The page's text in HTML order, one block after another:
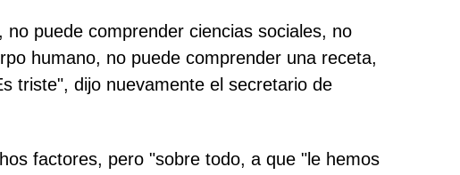
puede comprender ciencias sociales, no
humano, no puede comprender una receta,
triste", dijo nuevamente el secretario de
factores, pero "sobre todo, a que "le hemos